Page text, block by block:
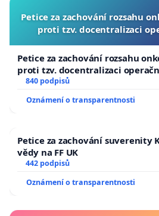
Petice za zachování rozsahu
proti tzv. docentralizaci
Petice za zachování rozsahu
proti tzv. docentralizaci
840 podpisů
Oznámení o transparentnosti
Petice za zachování suverenity
vědy na FF UK
442 podpisů
Oznámení o transparentnosti